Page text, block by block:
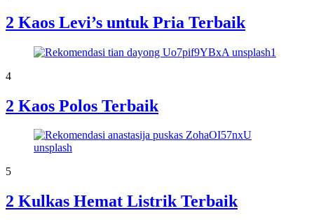
2 Kaos Levi’s untuk Pria Terbaik
4
2 Kaos Polos Terbaik
5
2 Kulkas Hemat Listrik Terbaik